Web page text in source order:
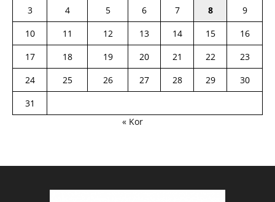
3
4 5 6 7 8
9
10
11 12 13 14 15
16
17
18 19 20 21 22
23
24
25 26 27 28 29
30
31
« Kor